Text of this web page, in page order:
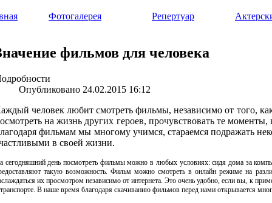
Фотогалерея Репертуар
фильмов для человека
Опубликовано 24.02.2015 16:12
человек любит смотреть фильмы, независимо от того,
на жизнь других героев, прочувствовать те
фильмам мы многому учимся, стараемся подражать
в своей жизни.
сегодняшний день посмотреть фильмы можно в любых условиях: сидя дома за
такую возможность. Фильм можно смотреть в онлайн режиме на
их просмотром независимо от интернета. Это очень удобно, если вы, к
В наше время благодаря скачиванию фильмов перед нами открывается